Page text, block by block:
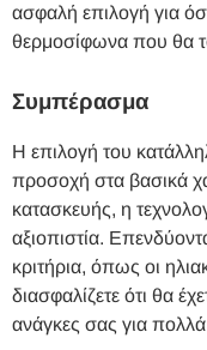
ασφαλή επιλογή για
θερμοσίφωνα που θα
Συμπέρασμα
Η επιλογή του
προσοχή στα βασικά
κατασκευής, η
αξιοπιστία.
κριτήρια, όπως οι
διασφαλίζετε ότι θα
ανάγκες σας για